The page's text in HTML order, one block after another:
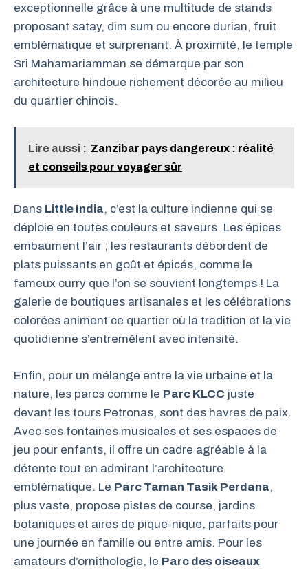
exceptionnelle grâce à une multitude de stands
proposant satay, dim sum ou encore durian, fruit
emblématique et surprenant. À proximité, le temple
Sri Mahamariamman se démarque par son
architecture hindoue richement décorée au milieu
du quartier chinois.
Lire aussi : Zanzibar pays dangereux : réalité
et conseils pour voyager sûr
Dans Little India, c’est la culture indienne qui se
déploie en toutes couleurs et saveurs. Les épices
embaument l’air ; les restaurants débordent de
plats puissants en goût et épicés, comme le
fameux curry que l’on se souvient longtemps ! La
galerie de boutiques artisanales et les célébrations
colorées animent ce quartier où la tradition et la vie
quotidienne s’entremêlent avec intensité.
Enfin, pour un mélange entre la vie urbaine et la
nature, les parcs comme le Parc KLCC juste
devant les tours Petronas, sont des havres de paix.
Avec ses fontaines musicales et ses espaces de
jeu pour enfants, il offre un cadre agréable à la
détente tout en admirant l’architecture
emblématique. Le Parc Taman Tasik Perdana,
plus vaste, propose pistes de course, jardins
botaniques et aires de pique-nique, parfaits pour
une journée en famille ou entre amis. Pour les
amateurs d’ornithologie, le Parc des oiseaux